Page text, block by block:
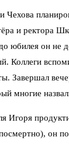
и ректора
юбилея он не
Коллеги
Завершал
многие
Игоря
он